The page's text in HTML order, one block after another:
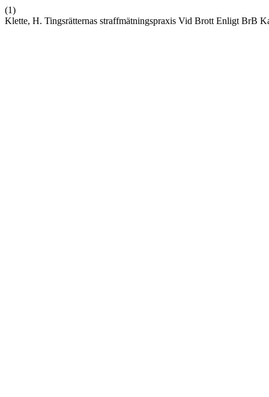
(1)
Klette, H. Tingsrätternas straffmätningspraxis Vid Brott Enligt BrB